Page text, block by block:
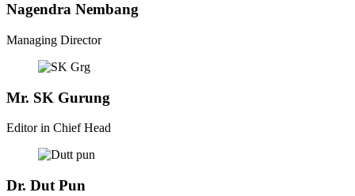
Nagendra Nembang
Managing Director
Mr. SK Gurung
Editor in Chief Head
Dr. Dut Pun